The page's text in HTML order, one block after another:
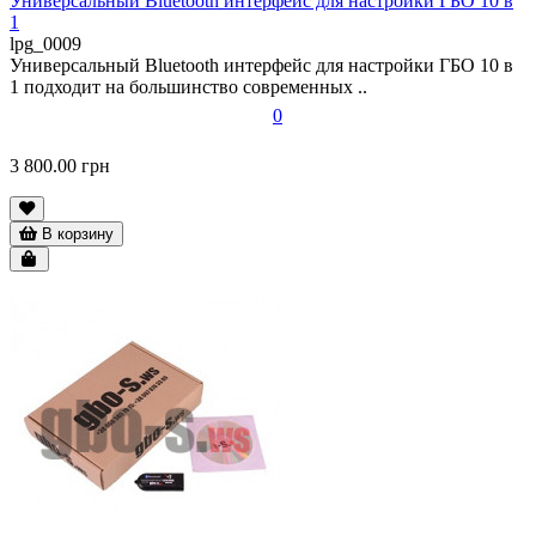
1
lpg_0009
Универсальный Bluetooth интерфейс для настройки ГБО 10 в
1 подходит на большинство современных ..
0
3 800.00 грн
В корзину